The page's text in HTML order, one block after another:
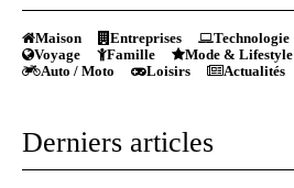
Maison Entreprises Technologie
Voyage
Famille Mode & Lifestyle
Auto / Moto
Loisirs Actualités
Derniers articles